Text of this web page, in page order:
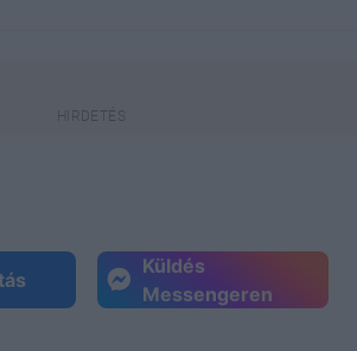
Küldés
Messengeren